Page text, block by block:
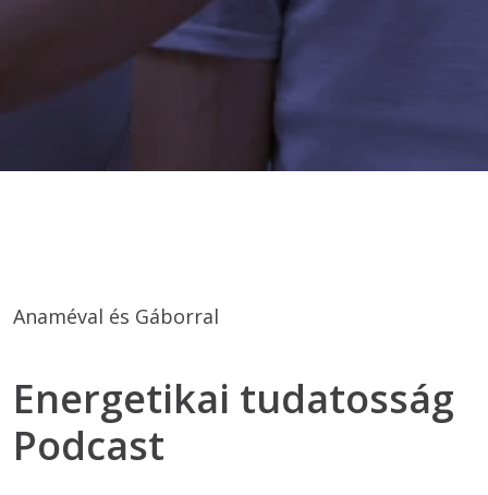
Anaméval és Gáborral
Energetikai tudatosság
Podcast